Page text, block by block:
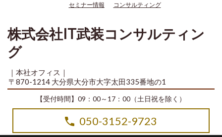
セミナー情報
コンサルティング
株式会社IT武装コンサルティン
グ
｜本社オフィス｜
〒870-1214 大分県大分市大字太田335番地の1
【受付時間】09：00～17：00（土日祝を除く）
050-3152-9723